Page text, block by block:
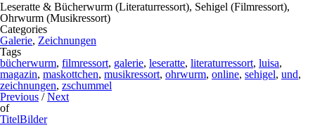
Leseratte & Bücherwurm (Literaturressort), Sehigel (Filmressort),
Ohrwurm (Musikressort)
Categories
Galerie, Zeichnungen
Tags
bücherwurm, filmressort, galerie, leseratte, literaturressort, luisa,
magazin, maskottchen, musikressort, ohrwurm, online, sehigel, und,
zeichnungen, zschummel
Previous /Next
of
TitelBilder